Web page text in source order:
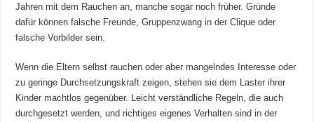
Jahren mit dem Rauchen an, manche sogar noch früher. Gründe
dafür können falsche Freunde, Gruppenzwang in der Clique oder
falsche Vorbilder sein.
Wenn die Eltern selbst rauchen oder aber mangelndes Interesse oder
zu geringe Durchsetzungskraft zeigen, stehen sie dem Laster ihrer
Kinder machtlos gegenüber. Leicht verständliche Regeln, die auch
durchgesetzt werden, und richtiges eigenes Verhalten sind in der